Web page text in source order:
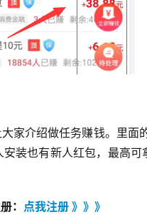
家介绍做任务赚钱。里面
安装也有新人红包，最高
： 点我注册 》》》